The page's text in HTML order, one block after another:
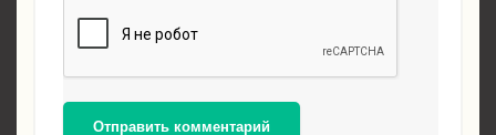
Отправить комментарий